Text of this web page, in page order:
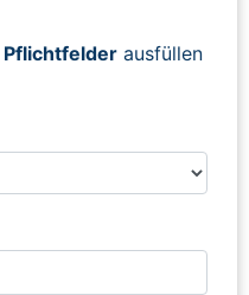
Pflichtfelder ausfüllen